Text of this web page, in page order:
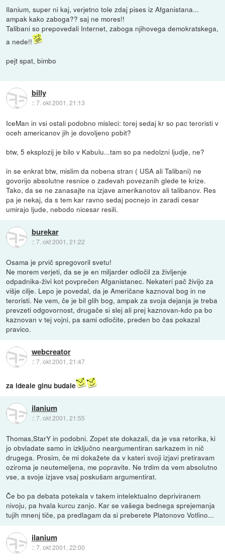
Ilanium, super ni kaj, verjetno tole zdaj pises iz Afganistana...
ampak kako zaboga?? saj ne mores!!
Talibani so prepovedali Internet, zaboga njihovega demokratskega,
a nede!!
pejt spat, bimbo
billy
::7. okt 2001, 21:13
IceMan in vsi ostali podobno misleci: torej sedaj kr so pac teroristi v
oceh americanov jih je dovoljeno pobit?
btw, 5 eksplozij je bilo v Kabulu...tam so pa nedolzni ljudje, ne?
in se enkrat btw, mislim da nobena stran ( USA ali Talibani) ne
govorijo absolutne resnice o zadevah povezanih glede te krize.
Tako, da se ne zanasajte na izjave amerikanotov ali talibanov. Res
pa je nekaj, da s tem kar ravno sedaj pocnejo in zaradi cesar
umirajo ljude, nebodo nicesar resili.
burekar
::7. okt 2001, 21:22
Osama je prvič spregovoril svetu!
Ne morem verjeti, da se je en miljarder odločil za življenje
odpadnika-živi kot povprečen Afganistanec. Nekateri pač živijo za
višje cilje. Lepo je povedal, da je Američane kaznoval bog in ne
teroristi. Ne vem, če je bil glih bog, ampak za svoja dejanja je treba
prevzeti odgovornost, drugače si slej ali prej kaznovan-kdo pa bo
kaznovan v tej vojni, pa sami odločite, preden bo čas pokazal
pravico.
webcreator
::7. okt 2001, 21:47
za ideale ginu budale
ilanium
::7. okt 2001, 21:55
Thomas,StarY in podobni. Zopet ste dokazali, da je vsa retorika, ki
jo obvladate samo in izključno neargumentiran sarkazem in nič
drugega. Prosim, če mi dokažete da v kateri svoji izjavi pretiravam
oziroma je neutemeljena, me popravite. Ne trdim da vem absolutno
vse, a svoje izjave vsaj poskušam argumentirat.
Če bo pa debata potekala v takem intelektualno depriviranem
nivoju, pa hvala kurcu zanjo. Kar se vašega bednega sprejemanja
tujih mnenj tiče, pa predlagam da si preberete Platonovo Votlino...
ilanium
::7. okt 2001, 22:00